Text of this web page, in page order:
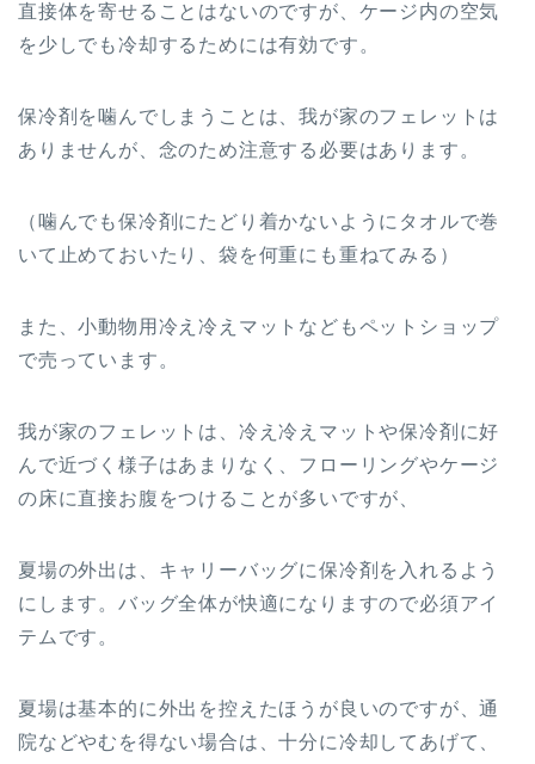
直接体を寄せることはないのですが、ケージ内の空気
を少しでも冷却するためには有効です。
保冷剤を噛んでしまうことは、我が家のフェレットは
ありませんが、念のため注意する必要はあります。
（噛んでも保冷剤にたどり着かないようにタオルで巻
いて止めておいたり、袋を何重にも重ねてみる）
また、小動物用冷え冷えマットなどもペットショップ
で売っています。
我が家のフェレットは、冷え冷えマットや保冷剤に好
んで近づく様子はあまりなく、フローリングやケージ
の床に直接お腹をつけることが多いですが、
夏場の外出は、キャリーバッグに保冷剤を入れるよう
にします。バッグ全体が快適になりますので必須アイ
テムです。
夏場は基本的に外出を控えたほうが良いのですが、通
院などやむを得ない場合は、十分に冷却してあげて、